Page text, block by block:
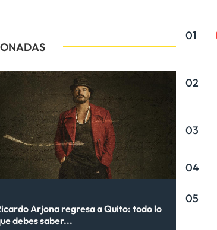
Arjona regresa a Quito: todo lo
debes saber...
01
02
03
04
05